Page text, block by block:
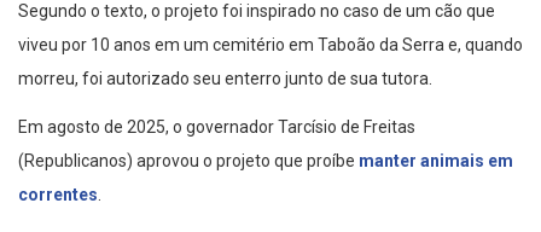
Segundo o texto, o projeto foi inspirado no caso de um cão que
viveu por 10 anos em um cemitério em Taboão da Serra e, quando
morreu, foi autorizado seu enterro junto de sua tutora.
Em agosto de 2025, o governador Tarcísio de Freitas
(Republicanos) aprovou o projeto que proíbe manter animais em
correntes